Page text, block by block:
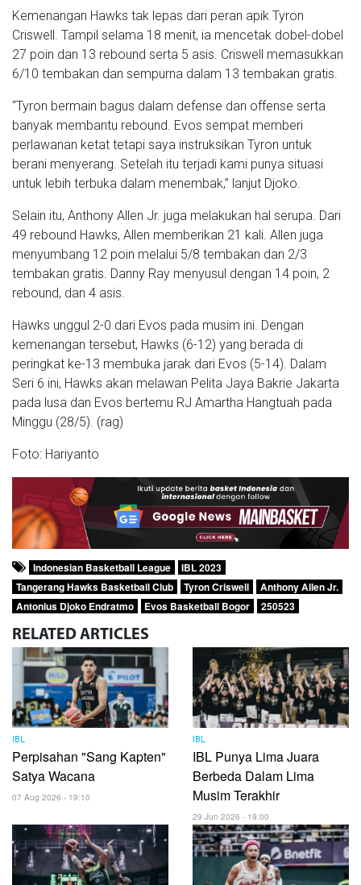
Kemenangan Hawks tak lepas dari peran apik Tyron
Criswell. Tampil selama 18 menit, ia mencetak dobel-dobel
27 poin dan 13 rebound serta 5 asis. Criswell memasukkan
6/10 tembakan dan sempurna dalam 13 tembakan gratis.
“Tyron bermain bagus dalam defense dan offense serta
banyak membantu rebound. Evos sempat memberi
perlawanan ketat tetapi saya instruksikan Tyron untuk
berani menyerang. Setelah itu terjadi kami punya situasi
untuk lebih terbuka dalam menembak,” lanjut Djoko.
Selain itu, Anthony Allen Jr. juga melakukan hal serupa. Dari
49 rebound Hawks, Allen memberikan 21 kali. Allen juga
menyumbang 12 poin melalui 5/8 tembakan dan 2/3
tembakan gratis. Danny Ray menyusul dengan 14 poin, 2
rebound, dan 4 asis.
Hawks unggul 2-0 dari Evos pada musim ini. Dengan
kemenangan tersebut, Hawks (6-12) yang berada di
peringkat ke-13 membuka jarak dari Evos (5-14). Dalam
Seri 6 ini, Hawks akan melawan Pelita Jaya Bakrie Jakarta
pada lusa dan Evos bertemu RJ Amartha Hangtuah pada
Minggu (28/5). (rag)
Foto: Hariyanto
Indonesian Basketball League
IBL 2023
Tangerang Hawks Basketball Club
Tyron Criswell
Anthony Allen Jr.
Antonius Djoko Endratmo
Evos Basketball Bogor 250523
RELATED ARTICLES
IBL
Perpisahan "Sang Kapten"
Satya Wacana
07 Aug 2026 - 19:10
IBL
IBL Punya Lima Juara
Berbeda Dalam Lima
Musim Terakhir
29 Jun 2026 - 19:00